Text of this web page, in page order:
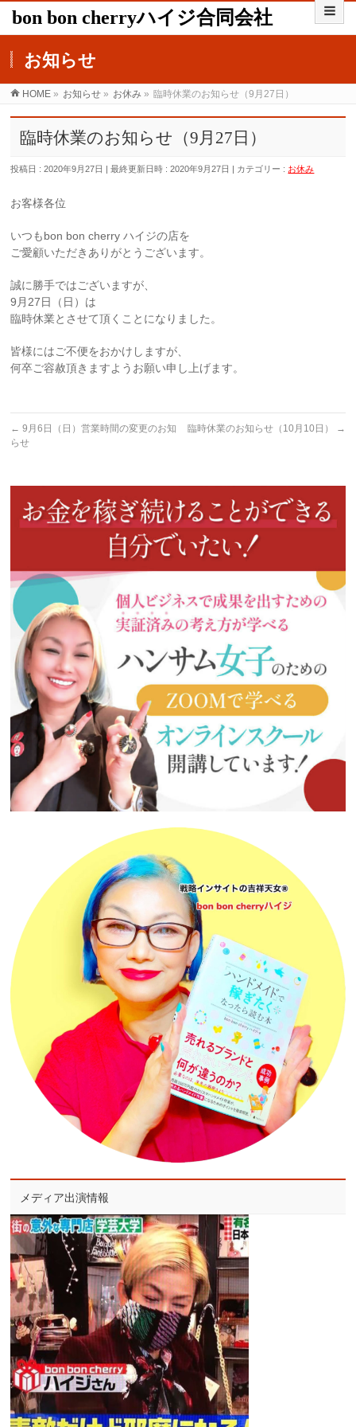
bon bon cherryハイジ合同会社
お知らせ
HOME » お知らせ » お休み » 臨時休業のお知らせ（9月27日）
臨時休業のお知らせ（9月27日）
投稿日 : 2020年9月27日 最終更新日時 : 2020年9月27日 カテゴリー : お休み
お客様各位
いつもbon bon cherry ハイジの店を
ご愛顧いただきありがとうございます。
誠に勝手ではございますが、
9月27日（日）は
臨時休業とさせて頂くことになりました。
皆様にはご不便をおかけしますが、
何卒ご容赦頂きますようお願い申し上げます。
← 9月6日（日）営業時間の変更のお知
らせ
臨時休業のお知らせ（10月10日） →
メディア出演情報